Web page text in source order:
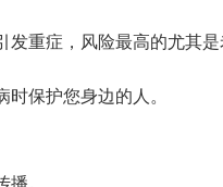
重症，风险最高的尤其
保护您身边的人。
。